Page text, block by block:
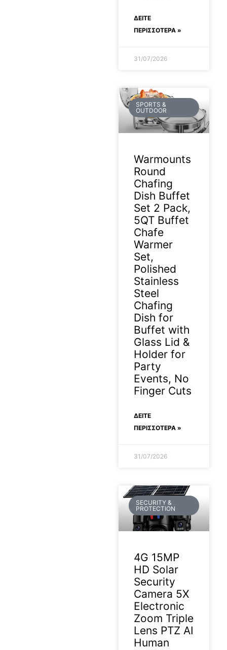
ΔΕΊΤΕ
ΠΕΡΙΣΣΟΤΕΡΑ »
31/07/2026
SPORTS &
OUTDOOR
Warmounts
Round
Chafing
Dish Buffet
Set 2 Pack,
5QT Buffet
Chafe
Warmer
Set,
Polished
Stainless
Steel
Chafing
Dish for
Buffet with
Glass Lid &
Holder for
Party
Events, No
Finger Cuts
ΔΕΊΤΕ
ΠΕΡΙΣΣΟΤΕΡΑ »
31/07/2026
SECURITY &
PROTECTION
4G 15MP
HD Solar
Security
Camera 5X
Electronic
Zoom Triple
Lens PTZ AI
Human